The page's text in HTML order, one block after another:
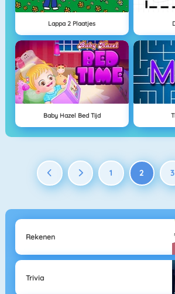
Lappa 2 Plaatjes
Baby Hazel Bed Tijd
1 2 3
Rekenen
Trivia